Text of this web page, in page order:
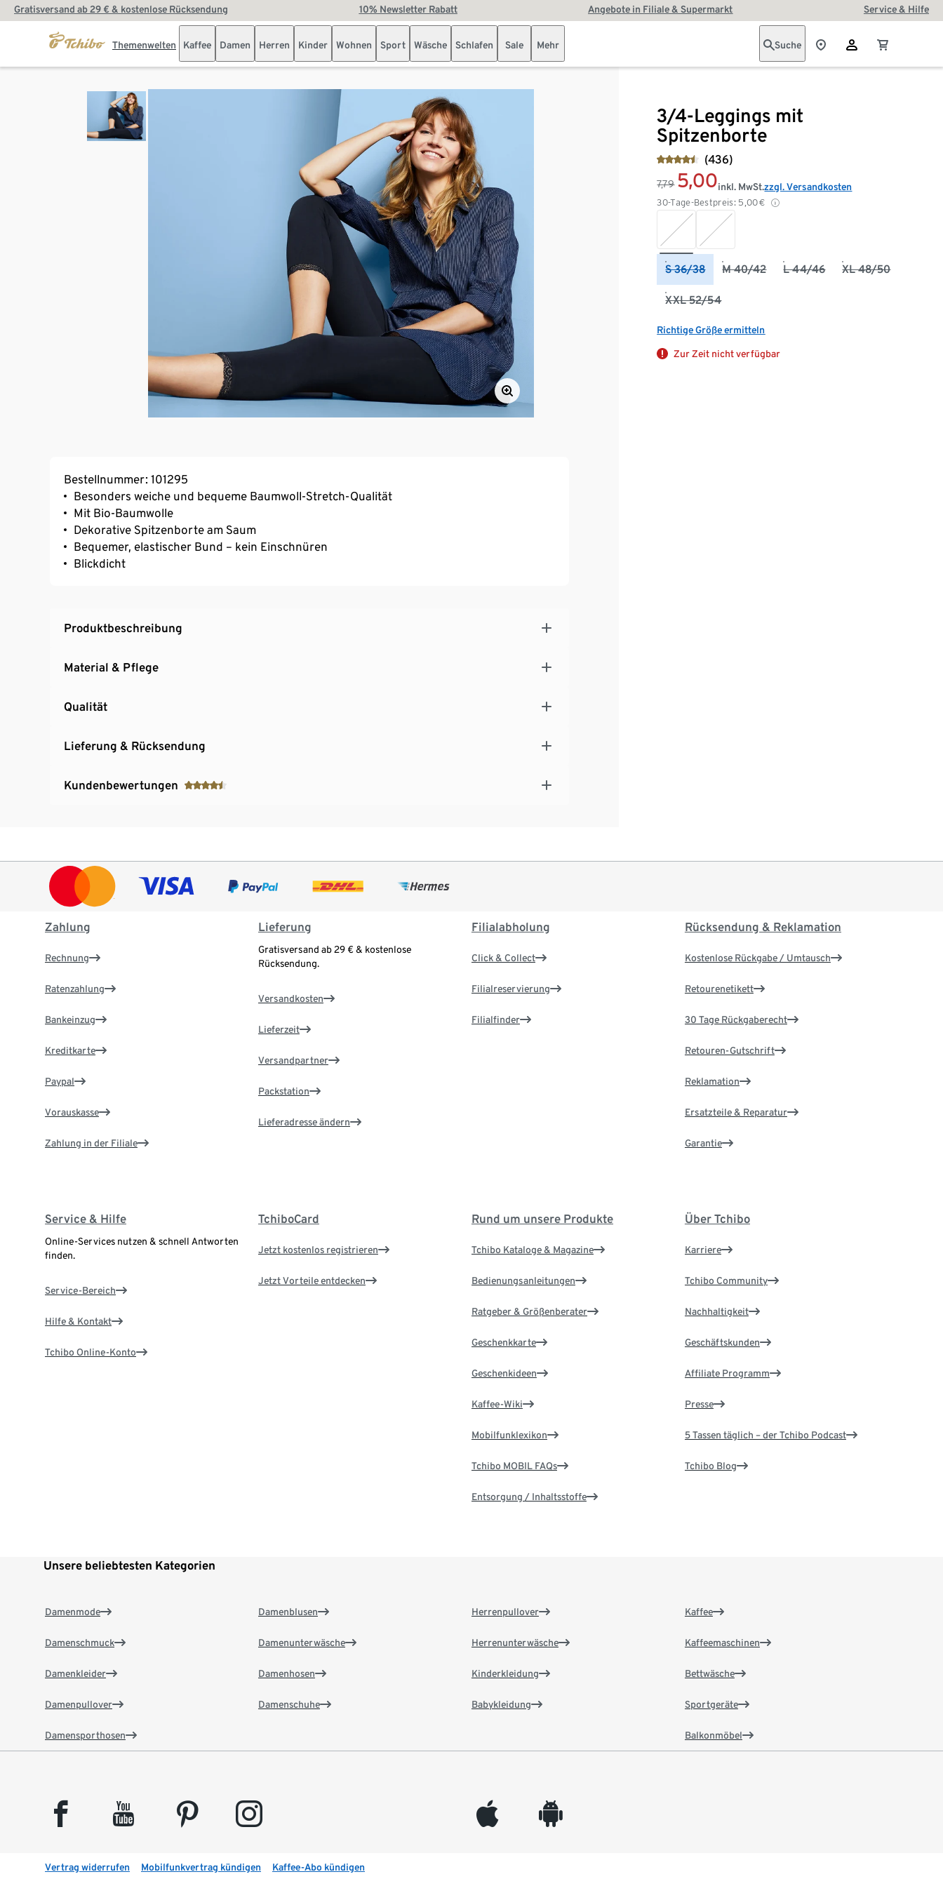
Gratisversand ab 29 € & kostenlose Rücksendung 10% Newsletter Rabatt Angebote in Filiale & Supermarkt Service & Hilfe
Themenwelten Kaffee Damen Herren Kinder Wohnen Sport Wäsche Schlafen Sale Mehr Suche
3/4-Leggings mit
Spitzenborte
(436)
7,79 5,00
30-Tage-Bestpreis: 5,00€
inkl. MwSt.zzgl. Versandkosten
S 36/38 M 40/42 L 44/46 XL 48/50
XXL 52/54
Richtige Größe ermitteln
Zur Zeit nicht verfügbar
Bestellnummer: 101295
Besonders weiche und bequeme Baumwoll-Stretch-Qualität
Mit Bio-Baumwolle
Dekorative Spitzenborte am Saum
Bequemer, elastischer Bund – kein Einschnüren
Blickdicht
Produktbeschreibung
Material & Pflege
Qualität
Lieferung & Rücksendung
Kundenbewertungen
Zahlung
Rechnung
Ratenzahlung
Bankeinzug
Kreditkarte
Paypal
Vorauskasse
Zahlung in der Filiale
Lieferung
Gratisversand ab 29 € & kostenlose
Rücksendung.
Versandkosten
Lieferzeit
Versandpartner
Packstation
Lieferadresse ändern
Filialabholung
Click & Collect
Filialreservierung
Filialfinder
Rücksendung & Reklamation
Kostenlose Rückgabe / Umtausch
Retourenetikett
30 Tage Rückgaberecht
Retouren-Gutschrift
Reklamation
Ersatzteile & Reparatur
Garantie
Service & Hilfe
Online-Services nutzen & schnell Antworten
finden.
Service-Bereich
Hilfe & Kontakt
Tchibo Online-Konto
TchiboCard
Jetzt kostenlos registrieren
Jetzt Vorteile entdecken
Rund um unsere Produkte
Tchibo Kataloge & Magazine
Bedienungsanleitungen
Ratgeber & Größenberater
Geschenkkarte
Geschenkideen
Kaffee-Wiki
Mobilfunklexikon
Tchibo MOBIL FAQs
Entsorgung / Inhaltsstoffe
Über Tchibo
Karriere
Tchibo Community
Nachhaltigkeit
Geschäftskunden
Affiliate Programm
Presse
5 Tassen täglich – der Tchibo Podcast
Tchibo Blog
Unsere beliebtesten Kategorien
Damenmode
Damenschmuck
Damenkleider
Damenpullover
Damensporthosen
Damenblusen
Damenunterwäsche
Damenhosen
Damenschuhe
Herrenpullover
Herrenunterwäsche
Kinderkleidung
Babykleidung
Kaffee
Kaffeemaschinen
Bettwäsche
Sportgeräte
Balkonmöbel
facebook youtube pinterest instagram appleinc android
Vertrag widerrufen Mobilfunkvertrag kündigen Kaffee-Abo kündigen